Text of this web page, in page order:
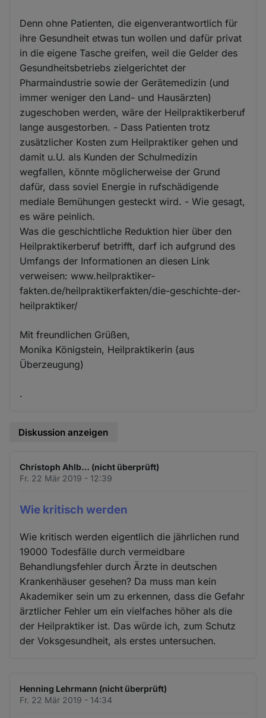
Denn ohne Patienten, die eigenverantwortlich für
ihre Gesundheit etwas tun wollen und dafür privat
in die eigene Tasche greifen, weil die Gelder des
Gesundheitsbetriebs zielgerichtet der
Pharmaindustrie sowie der Gerätemedizin (und
immer weniger den Land- und Hausärzten)
zugeschoben werden, wäre der Heilpraktikerberuf
lange ausgestorben. - Dass Patienten trotz
zusätzlicher Kosten zum Heilpraktiker gehen und
damit u.U. als Kunden der Schulmedizin
wegfallen, könnte möglicherweise der Grund
dafür, dass soviel Energie in rufschädigende
mediale Bemühungen gesteckt wird. - Wie gesagt,
es wäre peinlich.
Was die geschichtliche Reduktion hier über den
Heilpraktikerberuf betrifft, darf ich aufgrund des
Umfangs der Informationen an diesen Link
verweisen: www.heilpraktiker-
fakten.de/heilpraktikerfakten/die-geschichte-der-
heilpraktiker/
Mit freundlichen Grüßen,
Monika Königstein, Heilpraktikerin (aus
Überzeugung)
.
Diskussion anzeigen
Christoph Ahlb… (nicht überprüft)
Fr. 22 Mär 2019 - 12:39
Wie kritisch werden
Wie kritisch werden eigentlich die jährlichen rund
19000 Todesfälle durch vermeidbare
Behandlungsfehler durch Ärzte in deutschen
Krankenhäuser gesehen? Da muss man kein
Akademiker sein um zu erkennen, dass die Gefahr
ärztlicher Fehler um ein vielfaches höher als die
der Heilpraktiker ist. Das würde ich, zum Schutz
der Voksgesundheit, als erstes untersuchen.
Henning Lehrmann (nicht überprüft)
Fr. 22 Mär 2019 - 14:34